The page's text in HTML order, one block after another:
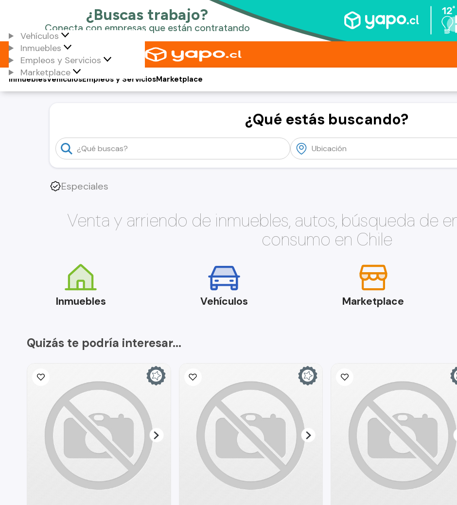
Vehículos
Inmuebles
Empleos y Servicios
Marketplace
Vehículos
Inmuebles Empleos y ServiciosMarketplace
¿Qué estás buscando?
Especiales
Venta y arriendo de inmuebles, autos, búsqueda de
consumo en Chile
Inmuebles Vehículos Marketplace
Quizás te podría interesar...